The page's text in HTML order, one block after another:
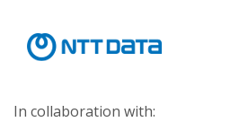
In collaboration with: